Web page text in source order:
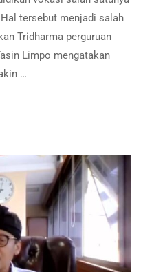
tersebut menjadi salah
Tridharma perguruan
Limpo mengatakan
…